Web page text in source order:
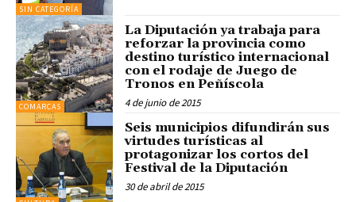
SIN CATEGORÍA
COMARCAS
La Diputación ya trabaja para
reforzar la provincia como
destino turístico internacional
con el rodaje de Juego de
Tronos en Peñíscola
4 de junio de 2015
Seis municipios difundirán sus
virtudes turísticas al
protagonizar los cortos del
Festival de la Diputación
30 de abril de 2015